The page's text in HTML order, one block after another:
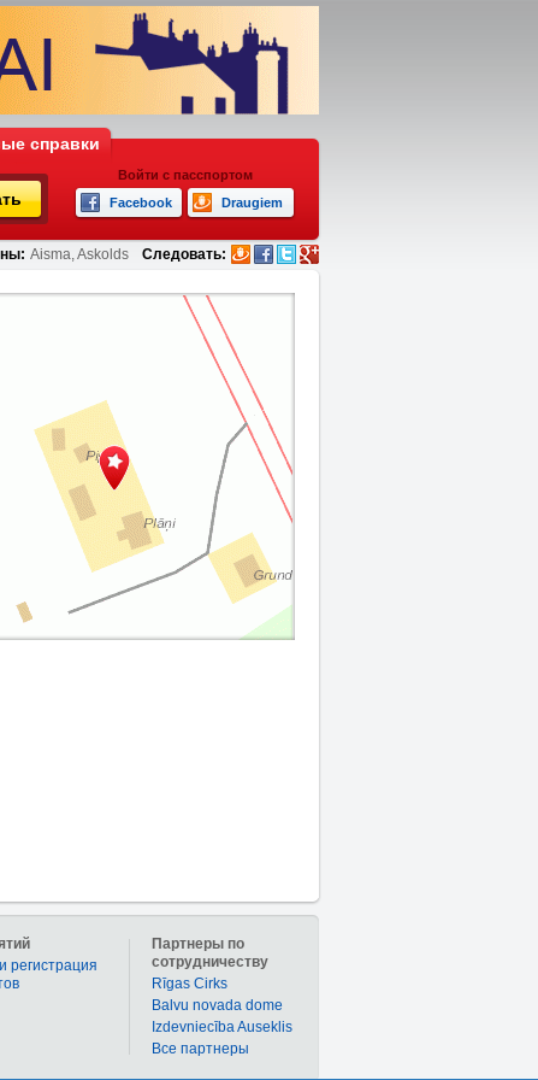
справки
Войти с пасспортом
Facebook
Draugiem
Aisma, Askolds Следовать:
Партнеры по
сотрудничеству
Rīgas Cirks
Balvu novada dome
Izdevniecība Auseklis
Bce партнеры
регистрация